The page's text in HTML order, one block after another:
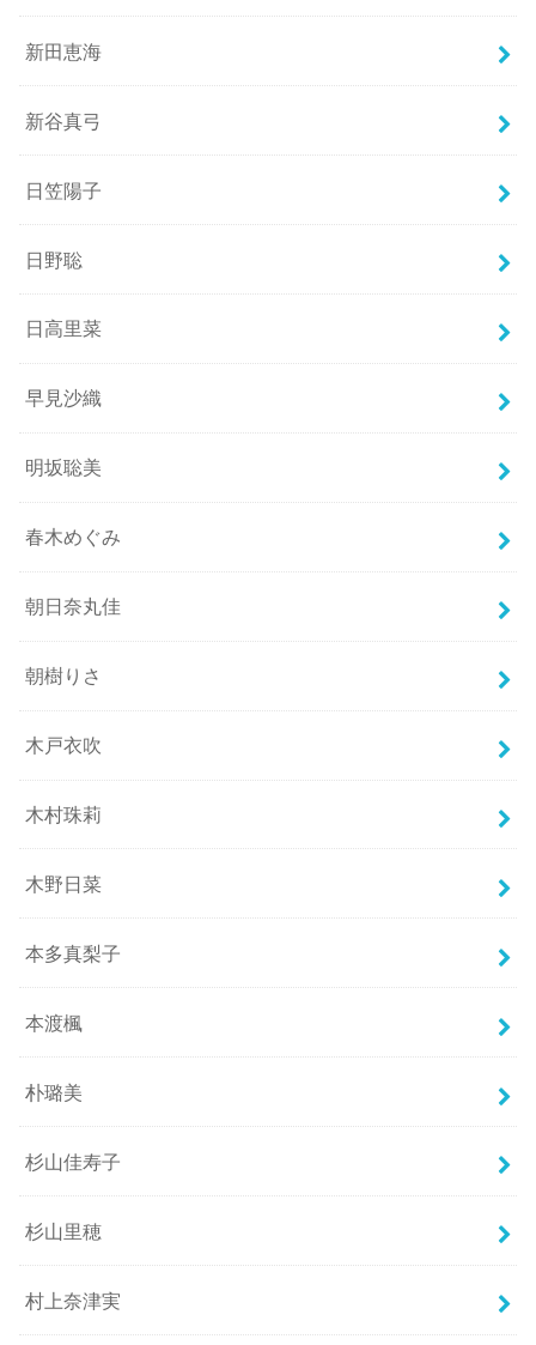
新田恵海
新谷真弓
日笠陽子
日野聡
日高里菜
早見沙織
明坂聡美
春木めぐみ
朝日奈丸佳
朝樹りさ
木戸衣吹
木村珠莉
木野日菜
本多真梨子
本渡楓
朴璐美
杉山佳寿子
杉山里穂
村上奈津実